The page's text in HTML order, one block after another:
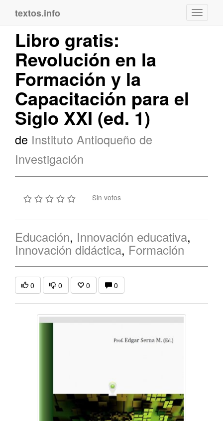
textos.info
Libro gratis:
Revolución en la
Formación y la
Capacitación para el
Siglo XXI (ed. 1)
de Instituto Antioqueño de
Investigación
Sin votos
Educación, Innovación educativa,
Innovación didáctica, Formación
0 0 0 0